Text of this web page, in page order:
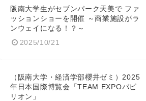
阪南大学生がセブンパーク天美で ファ
ッションショーを開催 ～商業施設がラ
ンウェイになる！？～
2025/10/21
（阪南大学・経済学部櫻井ゼミ）2025
年日本国際博覧会「TEAM EXPOパビ
リオン」